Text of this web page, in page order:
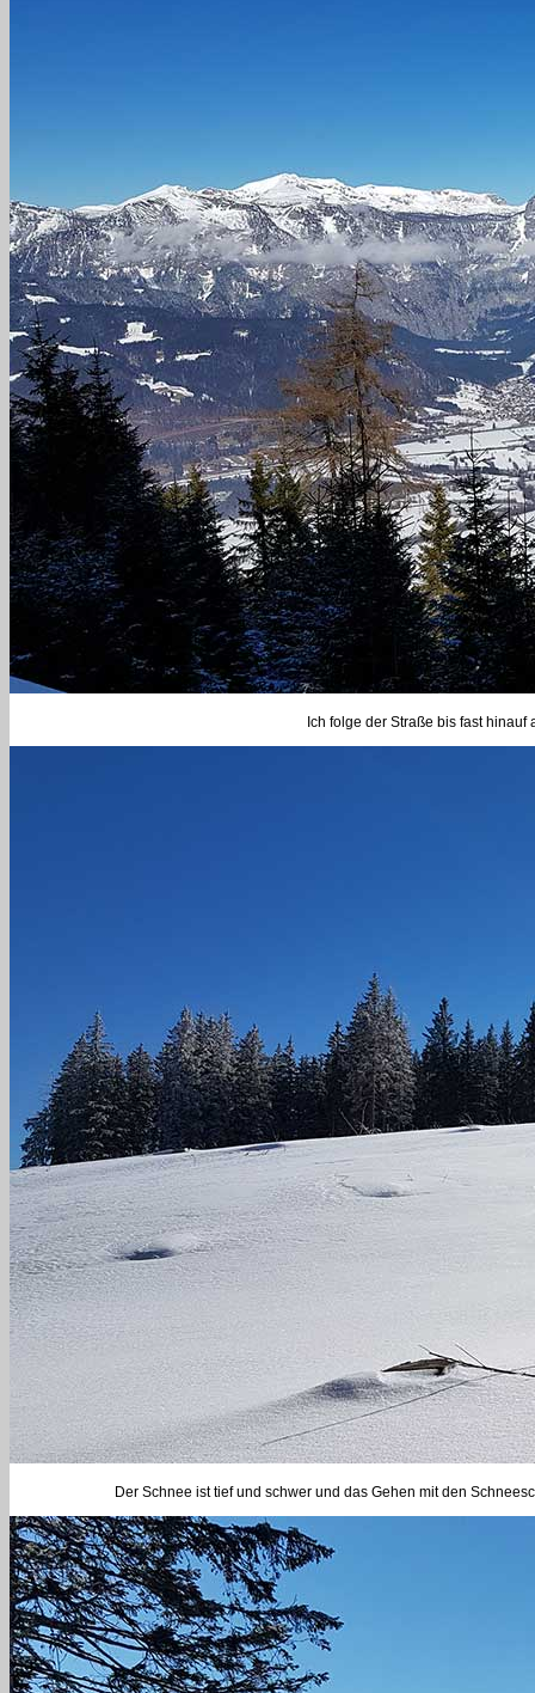
Ich folge der Straße bis fast
Der Schnee ist tief und schwer und das Gehen mit den